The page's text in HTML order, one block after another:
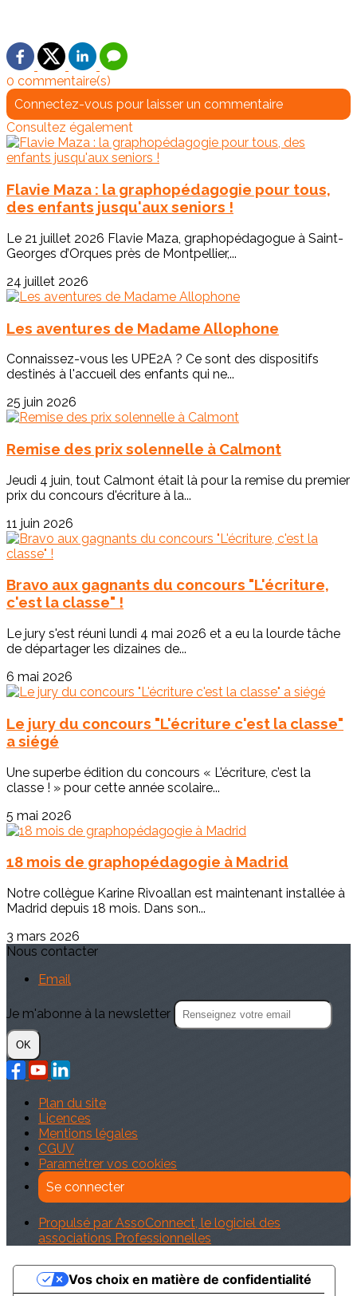
0 commentaire(s)
Connectez-vous pour laisser un commentaire
Consultez également
Flavie Maza : la graphopédagogie pour tous,
des enfants jusqu'aux seniors !
Le 21 juillet 2026 Flavie Maza, graphopédagogue à Saint-
Georges d’Orques près de Montpellier,...
24 juillet 2026
Les aventures de Madame Allophone
Connaissez-vous les UPE2A ? Ce sont des dispositifs
destinés à l'accueil des enfants qui ne...
25 juin 2026
Remise des prix solennelle à Calmont
Jeudi 4 juin, tout Calmont était là pour la remise du premier
prix du concours d'écriture à la...
11 juin 2026
Bravo aux gagnants du concours "L'écriture,
c'est la classe" !
Le jury s'est réuni lundi 4 mai 2026 et a eu la lourde tâche
de départager les dizaines de...
6 mai 2026
Le jury du concours "L'écriture c'est la classe"
a siégé
Une superbe édition du concours « L’écriture, c’est la
classe ! » pour cette année scolaire...
5 mai 2026
18 mois de graphopédagogie à Madrid
Notre collègue Karine Rivoallan est maintenant installée à
Madrid depuis 18 mois. Dans son...
3 mars 2026
Nous contacter
Email
Je m'abonne à la newsletter
OK
Plan du site
Licences
Mentions légales
CGUV
Paramétrer vos cookies
Se connecter
Propulsé par AssoConnect, le logiciel des
associations Professionnelles
Vos choix en matière de confidentialité